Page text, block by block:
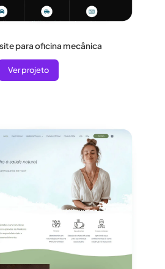
para oficina mecânica
Ver projeto